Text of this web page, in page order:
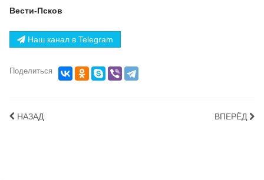
Вести-Псков
Наш канал в Telegram
Поделиться
НАЗАД ВПЕРЁД